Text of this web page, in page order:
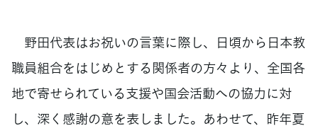
野田代表はお祝いの言葉に際し、日頃から日本教
職員組合をはじめとする関係者の方々より、全国各
地で寄せられている支援や国会活動への協力に対
し、深く感謝の意を表しました。あわせて、昨年夏